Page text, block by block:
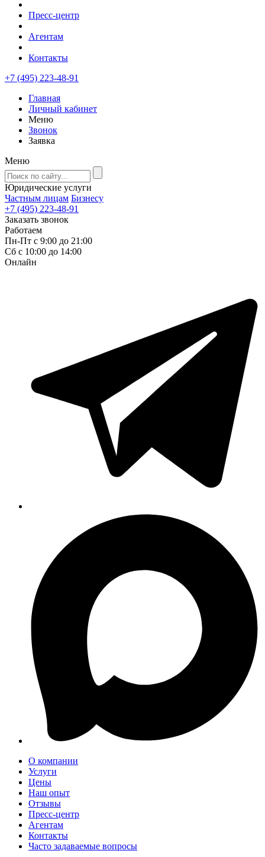
Пресс-центр
Агентам
Контакты
+7 (495) 223-48-91
Главная
Личный кабинет
Меню
Звонок
Заявка
Меню
Юридические услуги
Частным лицам Бизнесу
+7 (495) 223-48-91
Заказать звонок
Работаем
Пн-Пт с 9:00 до 21:00
Сб с 10:00 до 14:00
Онлайн
О компании
Услуги
Цены
Наш опыт
Отзывы
Пресс-центр
Агентам
Контакты
Часто задаваемые вопросы